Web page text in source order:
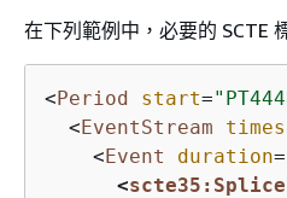
在下列範例中，必要的 SCTE
<Period start=
<EventStream
<Event duration=
<